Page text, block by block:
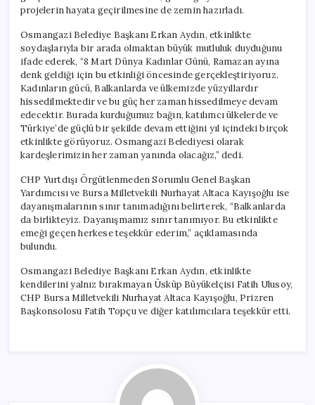
projelerin hayata geçirilmesine de zemin hazırladı.
Osmangazi Belediye Başkanı Erkan Aydın, etkinlikte
soydaşlarıyla bir arada olmaktan büyük mutluluk duyduğunu
ifade ederek, “8 Mart Dünya Kadınlar Günü, Ramazan ayına
denk geldiği için bu etkinliği öncesinde gerçekleştiriyoruz.
Kadınların gücü, Balkanlarda ve ülkemizde yüzyıllardır
hissedilmektedir ve bu güç her zaman hissedilmeye devam
edecektir. Burada kurduğumuz bağın, katılımcı ülkelerde ve
Türkiye’de güçlü bir şekilde devam ettiğini yıl içindeki birçok
etkinlikte görüyoruz. Osmangazi Belediyesi olarak
kardeşlerimizin her zaman yanında olacağız,” dedi.
CHP Yurtdışı Örgütlenmeden Sorumlu Genel Başkan
Yardımcısı ve Bursa Milletvekili Nurhayat Altaca Kayışoğlu ise
dayanışmalarının sınır tanımadığını belirterek, “Balkanlarda
da birlikteyiz. Dayanışmamız sınır tanımıyor. Bu etkinlikte
emeği geçen herkese teşekkür ederim,” açıklamasında
bulundu.
Osmangazi Belediye Başkanı Erkan Aydın, etkinlikte
kendilerini yalnız bırakmayan Üsküp Büyükelçisi Fatih Ulusoy,
CHP Bursa Milletvekili Nurhayat Altaca Kayışoğlu, Prizren
Başkonsolosu Fatih Topçu ve diğer katılımcılara teşekkür etti.